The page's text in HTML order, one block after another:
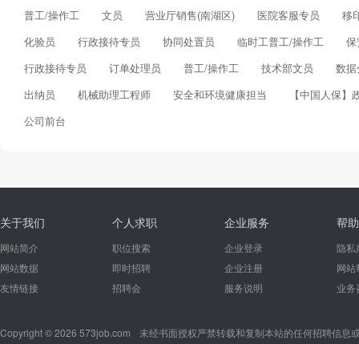
普工/操作工 文员 营业厅销售(南湖区) 医院客服专员
移
化验员
行政接待专员 协同处置员 临时工普工/操作工
行政接待专员
订单处理员 普工/操作工 技术部文员
数
出纳员
机械助理工程师 安全和环境健康担当
【中国人保】
公司前台
关于我们
网站简介
网站数据
友情链接
个人求职
职位搜索
即时招聘
招聘会
企业服务
企业登录
企业注册
服务说明
帮
隐私
网站
业务
Copyright © 2026 573job.com
未经书面授权严禁转载和复制本站的任何招聘信息